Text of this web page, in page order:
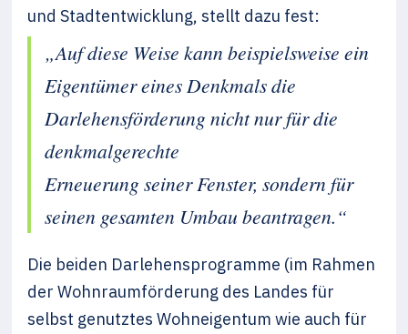
und Stadtentwicklung, stellt dazu fest:
„Auf diese Weise kann beispielsweise ein
Eigentümer eines Denkmals die
Darlehensförderung nicht nur für die
denkmalgerechte
Erneuerung seiner Fenster, sondern für
seinen gesamten Umbau beantragen.“
Die beiden Darlehensprogramme (im Rahmen
der Wohnraumförderung des Landes für
selbst genutztes Wohneigentum wie auch für